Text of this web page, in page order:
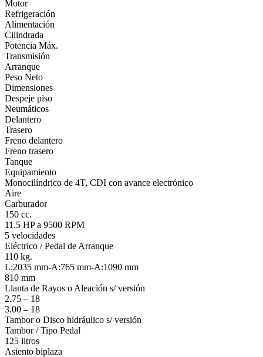
Motor
Refrigeración
Alimentación
Cilindrada
Potencia Máx.
Transmisión
Arranque
Peso Neto
Dimensiones
Despeje piso
Neumáticos
Delantero
Trasero
Freno delantero
Freno trasero
Tanque
Equipamiento
Monocilíndrico de 4T, CDI con avance electrónico
Aire
Carburador
150 cc.
11.5 HP a 9500 RPM
5 velocidades
Eléctrico / Pedal de Arranque
110 kg.
L:2035 mm-A:765 mm-A:1090 mm
810 mm
Llanta de Rayos o Aleación s/ versión
2.75 – 18
3.00 – 18
Tambor o Disco hidráulico s/ versión
Tambor / Tipo Pedal
125 litros
Asiento biplaza